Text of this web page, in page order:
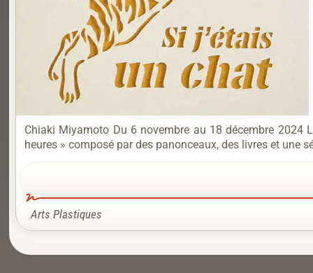
Chiaki Miyamoto Du 6 novembre au 18 décembre 2024
heures » composé par des panonceaux, des livres et
Arts Plastiques